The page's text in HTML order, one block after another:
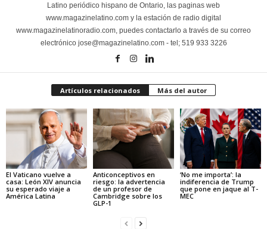
Latino periódico hispano de Ontario, las paginas web
www.magazinelatino.com y la estación de radio digital
www.magazinelatinoradio.com, puedes contactarlo a través de su correo
electrónico jose@magazinelatino.com - tel; 519 933 3226
Artículos relacionados Más del autor
El Vaticano vuelve a
casa: León XIV anuncia
su esperado viaje a
América Latina
Anticonceptivos en
riesgo: la advertencia
de un profesor de
Cambridge sobre los
GLP-1
‘No me importa’: la
indiferencia de Trump
que pone en jaque al T-
MEC